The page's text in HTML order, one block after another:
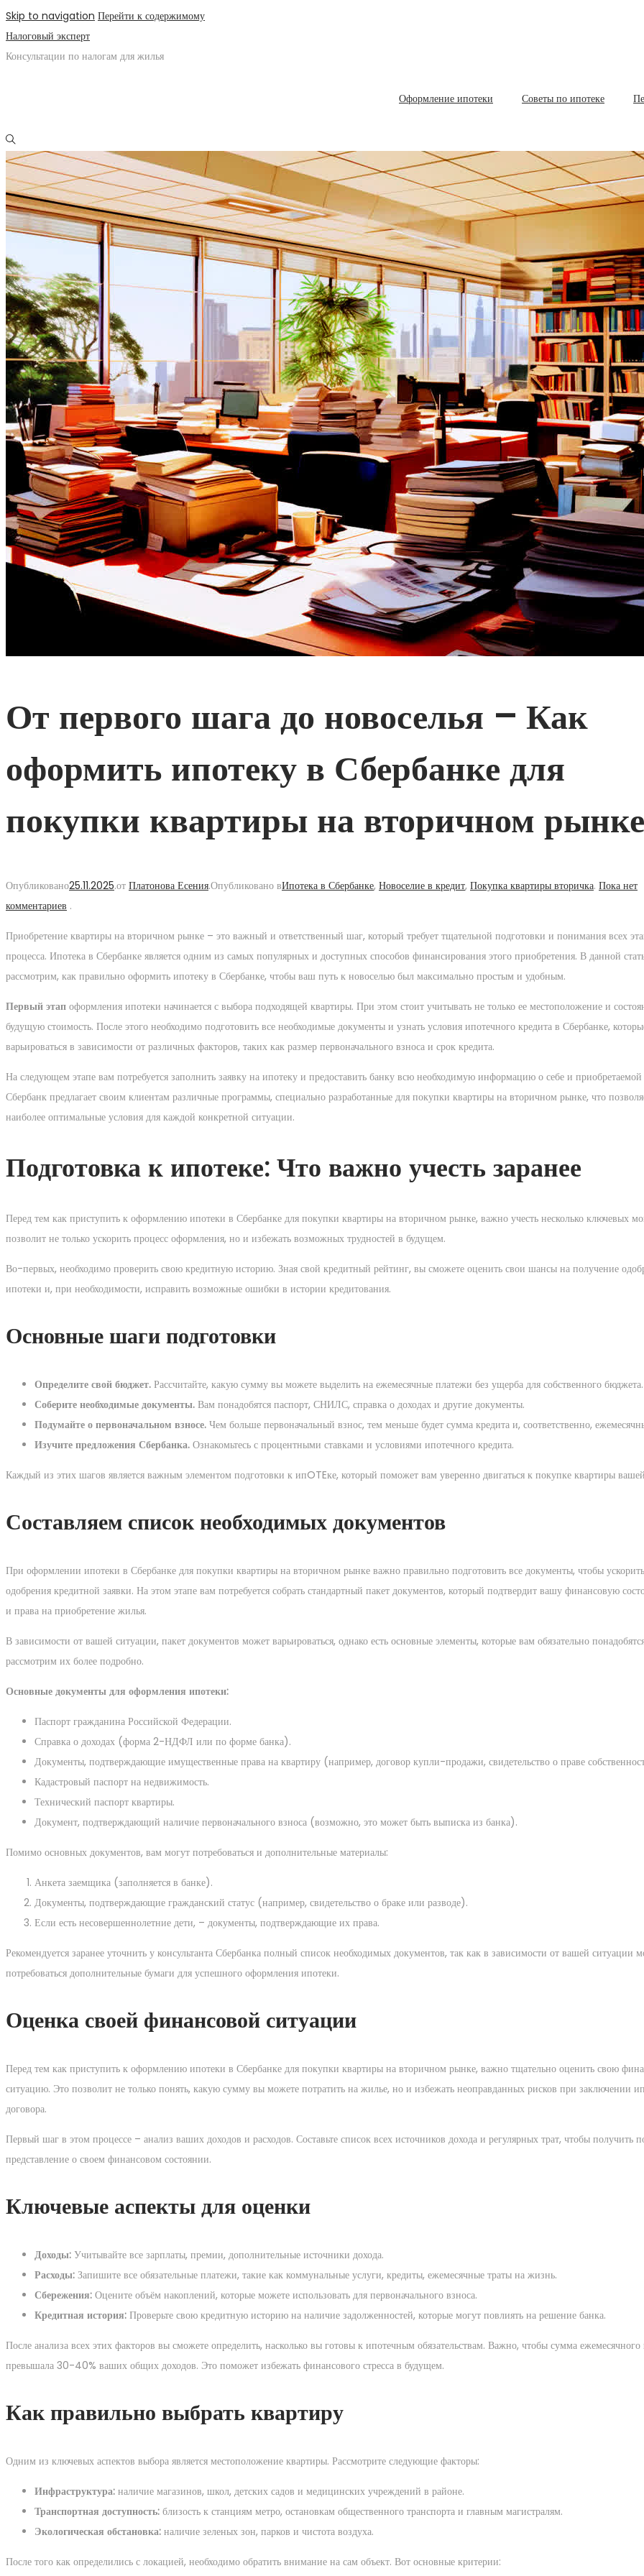
Skip to navigation Перейти к содержимому
Налоговый эксперт
Консультации по налогам для жилья
Оформление ипотеки Советы по ипотеке
От первого шага до новоселья – Как
оформить ипотеку в Сбербанке для
покупки квартиры на вторичном рынке
Опубликовано25.11.2025.от Платонова Есения.Опубликовано вИпотека в Сбербанке, Новоселие в кредит, Покупка квартиры вторичка. Пока нет
комментариев .
Приобретение квартиры на вторичном рынке – это важный и ответственный шаг, который требует тщательной подготовки и понимания всех
процесса. Ипотека в Сбербанке является одним из самых популярных и доступных способов финансирования этого приобретения. В данной
рассмотрим, как правильно оформить ипотеку в Сбербанке, чтобы ваш путь к новоселью был максимально простым и удобным.
Первый этап оформления ипотеки начинается с выбора подходящей квартиры. При этом стоит учитывать не только ее местоположение и
будущую стоимость. После этого необходимо подготовить все необходимые документы и узнать условия ипотечного кредита в Сбербанке,
варьироваться в зависимости от различных факторов, таких как размер первоначального взноса и срок кредита.
На следующем этапе вам потребуется заполнить заявку на ипотеку и предоставить банку всю необходимую информацию о себе и приобретаемой
Сбербанк предлагает своим клиентам различные программы, специально разработанные для покупки квартиры на вторичном рынке, что
наиболее оптимальные условия для каждой конкретной ситуации.
Подготовка к ипотеке: Что важно учесть заранее
Перед тем как приступить к оформлению ипотеки в Сбербанке для покупки квартиры на вторичном рынке, важно учесть несколько ключевых
позволит не только ускорить процесс оформления, но и избежать возможных трудностей в будущем.
Во-первых, необходимо проверить свою кредитную историю. Зная свой кредитный рейтинг, вы сможете оценить свои шансы на получение
ипотеки и, при необходимости, исправить возможные ошибки в истории кредитования.
Основные шаги подготовки
Определите свой бюджет. Рассчитайте, какую сумму вы можете выделить на ежемесячные платежи без ущерба для собственного бюджета.
Соберите необходимые документы. Вам понадобятся паспорт, СНИЛС, справка о доходах и другие документы.
Подумайте о первоначальном взносе. Чем больше первоначальный взнос, тем меньше будет сумма кредита и, соответственно,
Изучите предложения Сбербанка. Ознакомьтесь с процентными ставками и условиями ипотечного кредита.
Каждый из этих шагов является важным элементом подготовки к ипOTEке, который поможет вам уверенно двигаться к покупке квартиры
Составляем список необходимых документов
При оформлении ипотеки в Сбербанке для покупки квартиры на вторичном рынке важно правильно подготовить все документы, чтобы
одобрения кредитной заявки. На этом этапе вам потребуется собрать стандартный пакет документов, который подтвердит вашу финансовую
и права на приобретение жилья.
В зависимости от вашей ситуации, пакет документов может варьироваться, однако есть основные элементы, которые вам обязательно
рассмотрим их более подробно.
Основные документы для оформления ипотеки:
Паспорт гражданина Российской Федерации.
Справка о доходах (форма 2-НДФЛ или по форме банка).
Документы, подтверждающие имущественные права на квартиру (например, договор купли-продажи, свидетельство о праве
Кадастровый паспорт на недвижимость.
Технический паспорт квартиры.
Документ, подтверждающий наличие первоначального взноса (возможно, это может быть выписка из банка).
Помимо основных документов, вам могут потребоваться и дополнительные материалы:
Анкета заемщика (заполняется в банке).
Документы, подтверждающие гражданский статус (например, свидетельство о браке или разводе).
Если есть несовершеннолетние дети, – документы, подтверждающие их права.
Рекомендуется заранее уточнить у консультанта Сбербанка полный список необходимых документов, так как в зависимости от вашей ситуации
потребоваться дополнительные бумаги для успешного оформления ипотеки.
Оценка своей финансовой ситуации
Перед тем как приступить к оформлению ипотеки в Сбербанке для покупки квартиры на вторичном рынке, важно тщательно оценить свою
ситуацию. Это позволит не только понять, какую сумму вы можете потратить на жилье, но и избежать неоправданных рисков при заключении
договора.
Первый шаг в этом процессе – анализ ваших доходов и расходов. Составьте список всех источников дохода и регулярных трат, чтобы получить
представление о своем финансовом состоянии.
Ключевые аспекты для оценки
Доходы: Учитывайте все зарплаты, премии, дополнительные источники дохода.
Расходы: Запишите все обязательные платежи, такие как коммунальные услуги, кредиты, ежемесячные траты на жизнь.
Сбережения: Оцените объём накоплений, которые можете использовать для первоначального взноса.
Кредитная история: Проверьте свою кредитную историю на наличие задолженностей, которые могут повлиять на решение банка.
После анализа всех этих факторов вы сможете определить, насколько вы готовы к ипотечным обязательствам. Важно, чтобы сумма
превышала 30-40% ваших общих доходов. Это поможет избежать финансового стресса в будущем.
Как правильно выбрать квартиру
Одним из ключевых аспектов выбора является местоположение квартиры. Рассмотрите следующие факторы:
Инфраструктура: наличие магазинов, школ, детских садов и медицинских учреждений в районе.
Транспортная доступность: близость к станциям метро, остановкам общественного транспорта и главным магистралям.
Экологическая обстановка: наличие зеленых зон, парков и чистота воздуха.
После того как определились с локацией, необходимо обратить внимание на сам объект. Вот основные критерии: